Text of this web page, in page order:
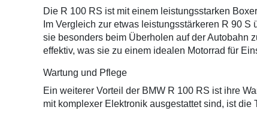
Die R 100 RS ist mit einem leistungsstarken
Im Vergleich zur etwas leistungsstärkeren R 90
sie besonders beim Überholen auf der Autobahn
effektiv, was sie zu einem idealen Motorrad für
Wartung und Pflege
Ein weiterer Vorteil der BMW R 100 RS ist ihre
mit komplexer Elektronik ausgestattet sind, ist